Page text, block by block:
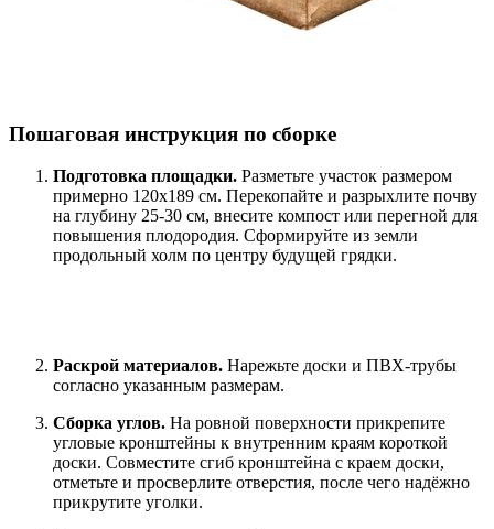
Пошаговая инструкция по сборке
Подготовка площадки. Разметьте участок размером
примерно 120х189 см. Перекопайте и разрыхлите почву
на глубину 25-30 см, внесите компост или перегной для
повышения плодородия. Сформируйте из земли
продольный холм по центру будущей грядки.
Раскрой материалов. Нарежьте доски и ПВХ-трубы
согласно указанным размерам.
Сборка углов. На ровной поверхности прикрепите
угловые кронштейны к внутренним краям короткой
доски. Совместите сгиб кронштейна с краем доски,
отметьте и просверлите отверстия, после чего надёжно
прикрутите уголки.